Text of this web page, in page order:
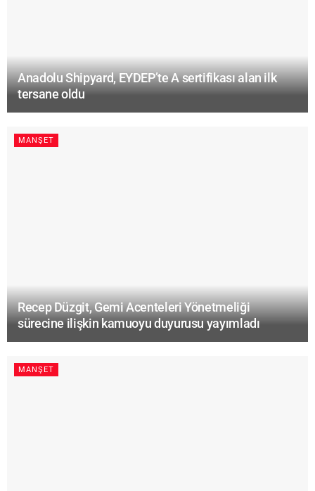
Anadolu Shipyard, EYDEP’te A sertifikası alan ilk
tersane oldu
MANŞET
Recep Düzgit, Gemi Acenteleri Yönetmeliği
sürecine ilişkin kamuoyu duyurusu yayımladı
MANŞET